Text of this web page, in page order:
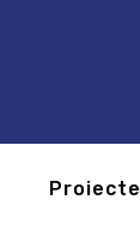
Proiecte